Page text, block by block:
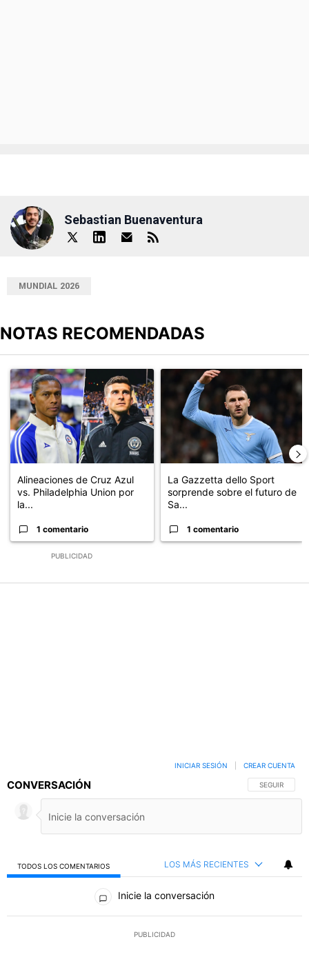
Sebastian Buenaventura
MUNDIAL 2026
NOTAS RECOMENDADAS
PUBLICIDAD
Un artículo de tendencia con el título "Alineaciones de Cruz Azul
Alineaciones de Cruz Azul
vs. Philadelphia Union por
la...
1 comentario
Un artículo de tendencia con el
La Gazzetta dello Sport
sorprende sobre el futuro de
Sa...
1 comentario
CONVERSACIÓN SIGA ESTA
SEGUIR
INICIAR SESIÓN CREAR CUENTA
TODOS LOS COMENTARIOS LOS MÁS RECIENTES
Todos los comentarios
Inicie la conversación
PUBLICIDAD